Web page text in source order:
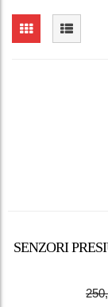
SENZORI